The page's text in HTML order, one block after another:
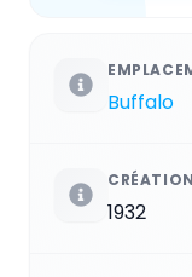
Buffalo
CRÉATION
1932